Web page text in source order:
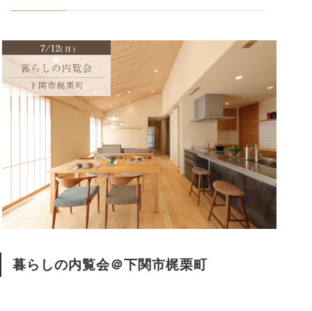
暮らしの内覧会＠下関市梶栗町